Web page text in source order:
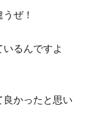
ぜ！
るんですよ
良かったと思い